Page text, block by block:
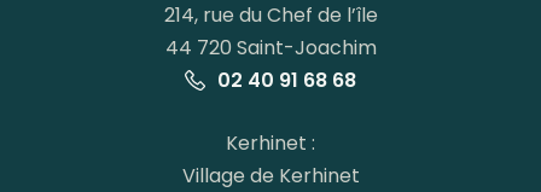
214, rue du Chef de l’île
44 720 Saint-Joachim
02 40 91 68 68
Kerhinet :
Village de Kerhinet